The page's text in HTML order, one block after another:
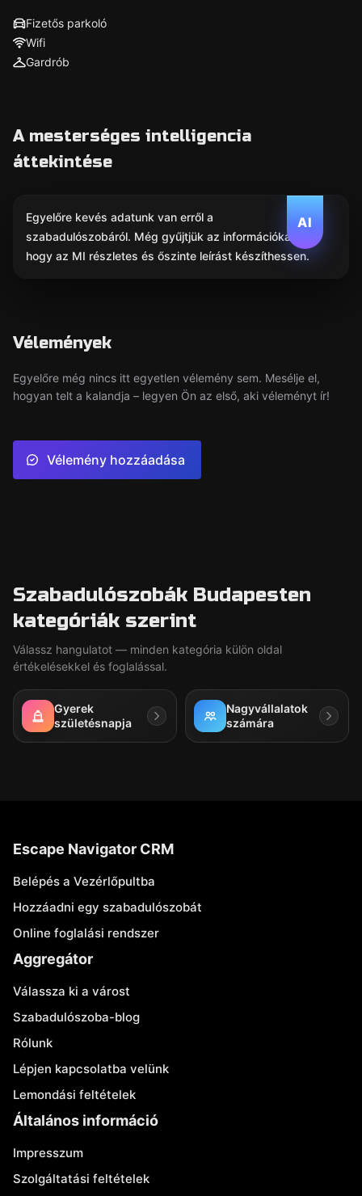
Fizetős parkoló
Wifi
Gardrób
A mesterséges intelligencia
áttekintése
AI
Egyelőre kevés adatunk van erről a
szabadulószobáról. Még gyűjtjük az információkat,
hogy az MI részletes és őszinte leírást készíthessen.
Vélemények
Egyelőre még nincs itt egyetlen vélemény sem. Mesélje el,
hogyan telt a kalandja – legyen Ön az első, aki véleményt ír!
Vélemény hozzáadása
Szabadulószobák Budapesten
kategóriák szerint
Válassz hangulatot — minden kategória külön oldal
értékelésekkel és foglalással.
Gyerek
születésnapja
Nagyvállalatok
számára
Escape Navigator CRM
Belépés a Vezérlőpultba
Hozzáadni egy szabadulószobát
Online foglalási rendszer
Aggregátor
Válassza ki a várost
Szabadulószoba-blog
Rólunk
Lépjen kapcsolatba velünk
Lemondási feltételek
Általános információ
Impresszum
Szolgáltatási feltételek